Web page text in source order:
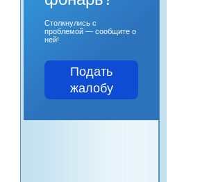
Столкнулись с
проблемой — сообщите о
ней!
Подать
жалобу